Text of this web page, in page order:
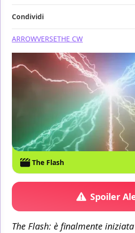
Condividi
ARROWVERSETHE CW
The Flash
Spoiler
The Flash: è finalmente